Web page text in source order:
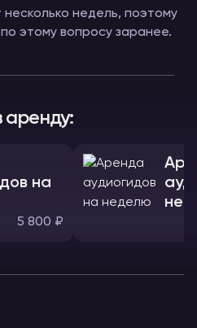
недель, поэтому
этому вопросу заранее.
аренду:
на
5 800 ₽